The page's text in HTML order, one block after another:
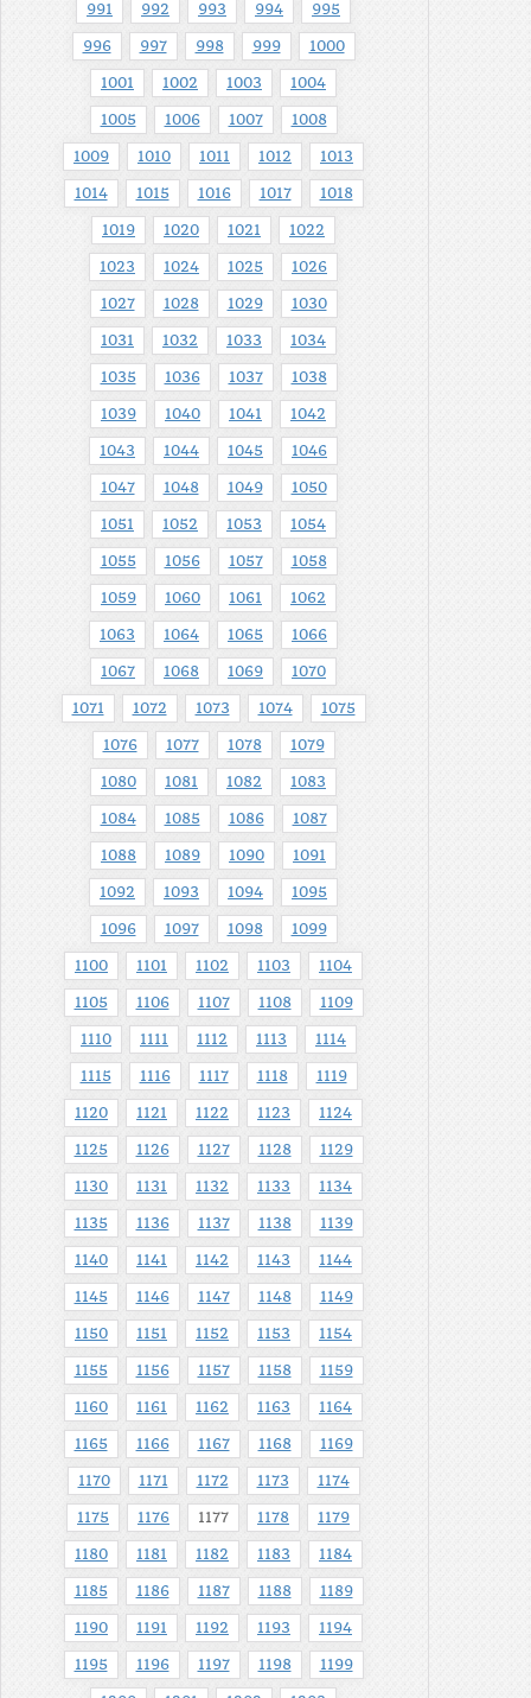
991 992 993 994 995
996 997 998 999 1000
1001 1002 1003 1004
1005 1006 1007 1008
1009 1010 1011 1012 1013
1014 1015 1016 1017 1018
1019 1020 1021 1022
1023 1024 1025 1026
1027 1028 1029 1030
1031 1032 1033 1034
1035 1036 1037 1038
1039 1040 1041 1042
1043 1044 1045 1046
1047 1048 1049 1050
1051 1052 1053 1054
1055 1056 1057 1058
1059 1060 1061 1062
1063 1064 1065 1066
1067 1068 1069 1070
1071 1072 1073 1074 1075
1076 1077 1078 1079
1080 1081 1082 1083
1084 1085 1086 1087
1088 1089 1090 1091
1092 1093 1094 1095
1096 1097 1098 1099
1100 1101 1102 1103 1104
1105 1106 1107 1108 1109
1110 1111 1112 1113 1114
1115 1116 1117 1118 1119
1120 1121 1122 1123 1124
1125 1126 1127 1128 1129
1130 1131 1132 1133 1134
1135 1136 1137 1138 1139
1140 1141 1142 1143 1144
1145 1146 1147 1148 1149
1150 1151 1152 1153 1154
1155 1156 1157 1158 1159
1160 1161 1162 1163 1164
1165 1166 1167 1168 1169
1170 1171 1172 1173 1174
1175 1176 1177 1178 1179
1180 1181 1182 1183 1184
1185 1186 1187 1188 1189
1190 1191 1192 1193 1194
1195 1196 1197 1198 1199